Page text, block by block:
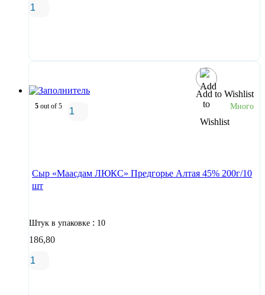
Add to Wishlist
5 out of 5 Много
Сыр «Маасдам ЛЮКС» Предгорье Алтая 45% 200г/10
шт
Штук в упаковке : 10
186,80